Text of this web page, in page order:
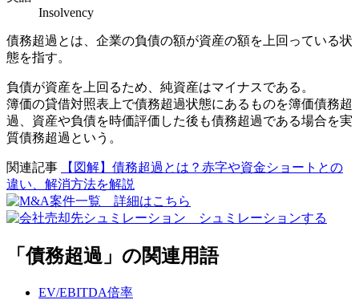
Insolvency
債務超過とは、企業の負債の額が資産の額を上回っている状
態を指す。
負債が資産を上回るため、純資産はマイナスである。
簿価の貸借対照表上で債務超過状態にあるものを簿価債務超
過、資産や負債を時価評価した後も債務超過である場合を実
質債務超過という。
関連記事
【図解】債務超過とは？赤字や資金ショートとの
違い、解消方法を解説
「債務超過」の関連用語
EV/EBITDA倍率